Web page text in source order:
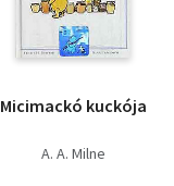
Micimackó kuckója
A. A. Milne